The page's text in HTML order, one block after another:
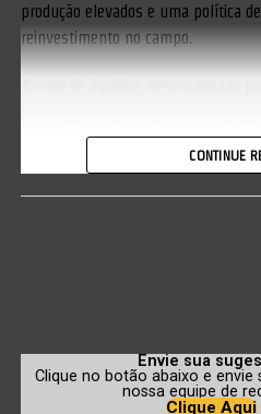
produção elevados e uma política
reinvestimento no campo.
agravada por uma taxa Selic que,
permanece em patamares
Um dos marcos regulatórios mais
CONTINUE
Envie sua
Clique no botão abaixo e envie
nossa equipe de
Clique Aqui